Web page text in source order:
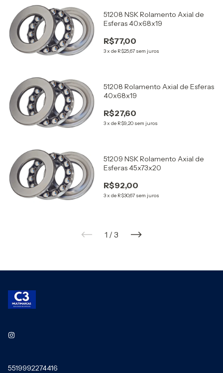
51208 NSK Rolamento Axial de
Esferas 40x68x19
R$77,00
3x de R$25,67 sem juros
51208 Rolamento Axial de Esferas
40x68x19
R$27,60
3x de R$9,20 sem juros
51209 NSK Rolamento Axial de
Esferas 45x73x20
R$92,00
3x de R$30,67 sem juros
1 / 3
5519992274416